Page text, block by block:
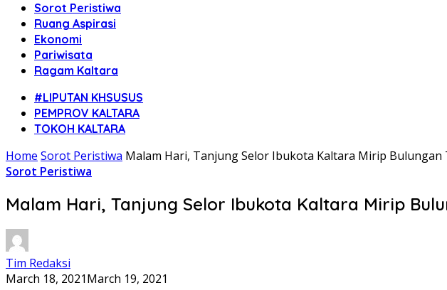
Sorot Peristiwa
Ruang Aspirasi
Ekonomi
Pariwisata
Ragam Kaltara
#LIPUTAN KHSUSUS
PEMPROV KALTARA
TOKOH KALTARA
Home Sorot Peristiwa Malam Hari, Tanjung Selor Ibukota Kaltara Mirip Bulungan
Sorot Peristiwa
Malam Hari, Tanjung Selor Ibukota Kaltara Mirip
Tim Redaksi
March 18, 2021March 19, 2021